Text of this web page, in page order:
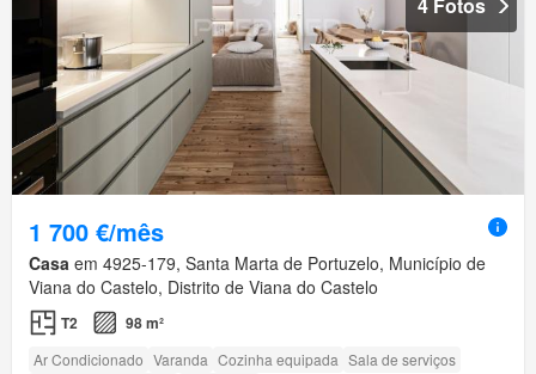
4 Fotos
1 700 €/mês
Casa em 4925-179, Santa Marta de Portuzelo, Município de
Viana do Castelo, Distrito de Viana do Castelo
T2 98 m²
Ar Condicionado Varanda Cozinha equipada Sala de serviços